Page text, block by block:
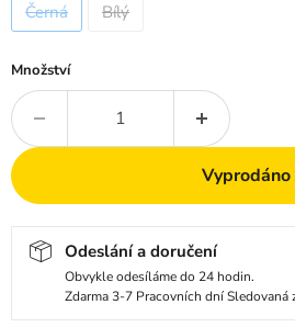
Černá
Bílý
Množství
Vyprodáno
Odeslání a doručení
Obvykle odesíláme do 24 hodin.
Zdarma 3-7 Pracovních dní Sledovaná